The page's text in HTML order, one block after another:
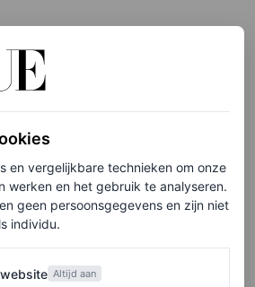
Kate Middleton draagt haar
tiara van het jaar, een
van prinses Diana
jaren 70-schoenen zijn
de lente/zomer
catwalks weer terug
en vergelijkbare technieken om onze
werken en het gebruik te analyseren.
geen persoonsgegevens en zijn niet
individu.
Altijd aan